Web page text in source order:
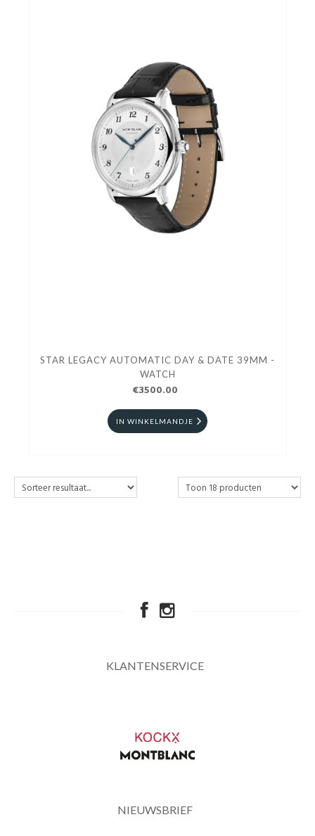
STAR LEGACY AUTOMATIC DAY & DATE 39MM -
WATCH
€3500.00
IN WINKELMANDJE
KLANTENSERVICE
NIEUWSBRIEF